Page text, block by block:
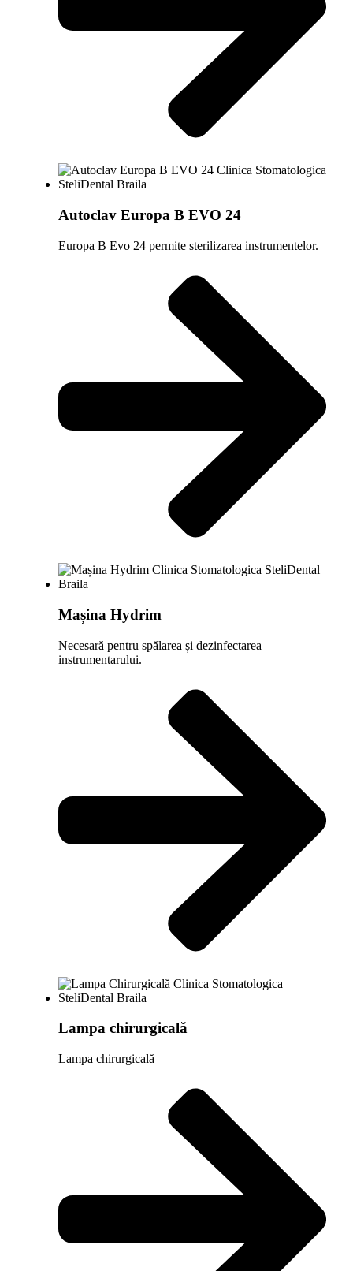
Autoclav Europa B EVO 24
Europa B Evo 24 permite sterilizarea instrumentelor.
Mașina Hydrim
Necesară pentru spălarea și dezinfectarea
instrumentarului.
Lampa chirurgicală
Lampa chirurgicală